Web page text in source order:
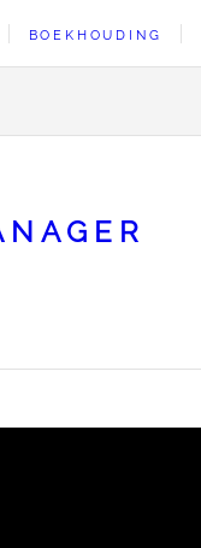
BOEKHOUDING